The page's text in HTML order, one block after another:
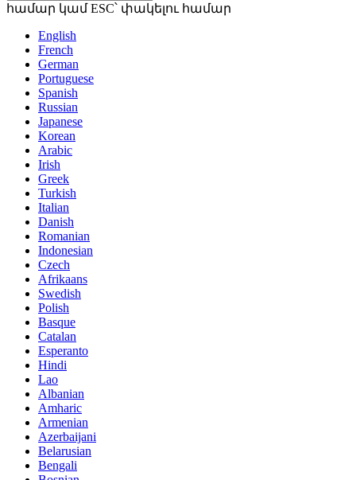
համար կամ ESC՝ փակելու համար
English
French
German
Portuguese
Spanish
Russian
Japanese
Korean
Arabic
Irish
Greek
Turkish
Italian
Danish
Romanian
Indonesian
Czech
Afrikaans
Swedish
Polish
Basque
Catalan
Esperanto
Hindi
Lao
Albanian
Amharic
Armenian
Azerbaijani
Belarusian
Bengali